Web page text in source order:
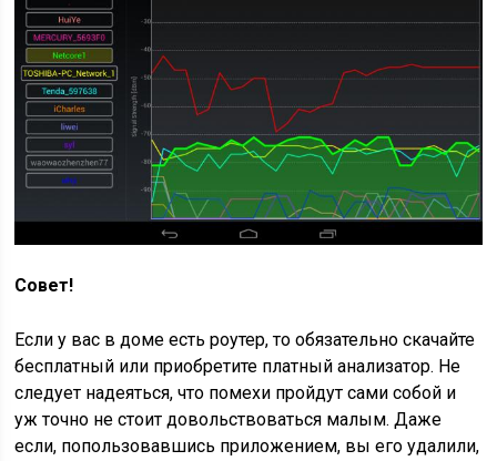
Совет!
Если у вас в доме есть роутер, то обязательно скачайте
бесплатный или приобретите платный анализатор. Не
следует надеяться, что помехи пройдут сами собой и
уж точно не стоит довольствоваться малым. Даже
если, попользовавшись приложением, вы его удалили,